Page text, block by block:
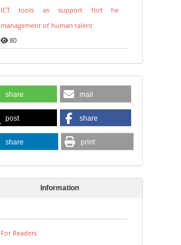
ICT tools as support fort he
management of human talent
80
share mail
post share
share print
Information
For Readers